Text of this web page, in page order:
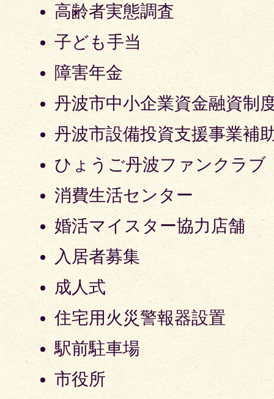
高齢者実態調査
子ども手当
障害年金
丹波市中小企業資金融資制
丹波市設備投資支援事業補
ひょうご丹波ファンクラブ
消費生活センター
婚活マイスター協力店舗
入居者募集
成人式
住宅用火災警報器設置
駅前駐車場
市役所